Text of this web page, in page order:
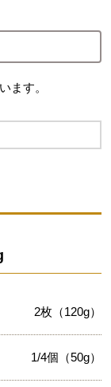
ます。
2枚（120g）
1/4個（50g）